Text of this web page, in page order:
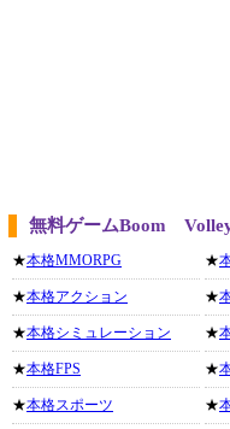
無料ゲームBoom
★本格MMORPG
★本格アクション
★本格シミュレーション
★本格FPS
★本格スポーツ
★
★
★
★
★